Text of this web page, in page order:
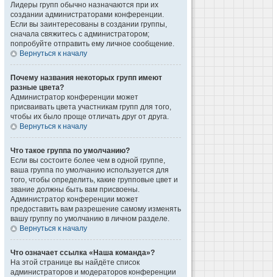
Лидеры групп обычно назначаются при их
создании администраторами конференции.
Если вы заинтересованы в создании группы,
сначала свяжитесь с администратором;
попробуйте отправить ему личное сообщение.
Вернуться к началу
Почему названия некоторых групп имеют
разные цвета?
Администратор конференции может
присваивать цвета участникам групп для того,
чтобы их было проще отличать друг от друга.
Вернуться к началу
Что такое группа по умолчанию?
Если вы состоите более чем в одной группе,
ваша группа по умолчанию используется для
того, чтобы определить, какие групповые цвет и
звание должны быть вам присвоены.
Администратор конференции может
предоставить вам разрешение самому изменять
вашу группу по умолчанию в личном разделе.
Вернуться к началу
Что означает ссылка «Наша команда»?
На этой странице вы найдёте список
администраторов и модераторов конференции